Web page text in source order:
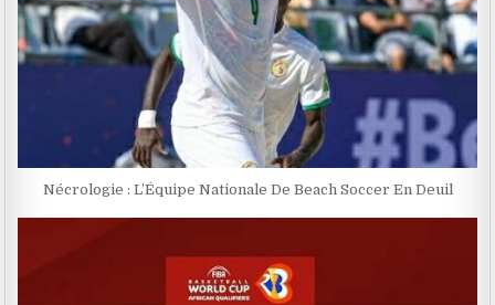
Nécrologie : L’Équipe Nationale De Beach Soccer En Deuil